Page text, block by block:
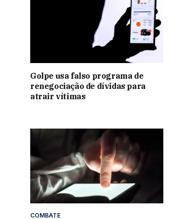
Golpe usa falso programa de
renegociação de dívidas para
atrair vítimas
COMBATE